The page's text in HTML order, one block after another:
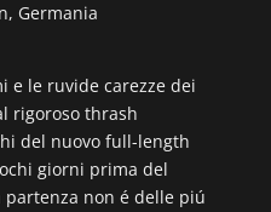
Germania
e le ruvide carezze dei
rigoroso thrash
del nuovo full-length
giorni prima del
partenza non é delle piú